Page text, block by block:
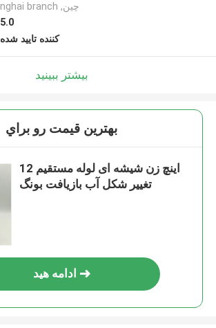
Shanghai branch ,چین
5.0
کننده تایید شده
بیشتر ببینید
بهترين قيمت رو براي
12 اینچ زن شیشه ای لوله مستقیم
تغییر شکل آب بازیافت بونگ
ادامه هید